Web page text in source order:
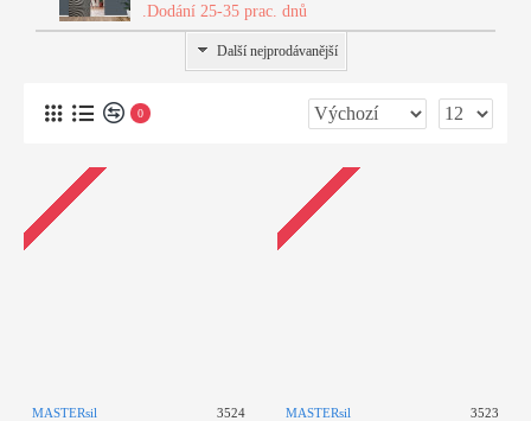
.Dodání 25-35 prac. dnů
Další nejprodávanější
0
MASTERsil 3524 MASTERsil 3523